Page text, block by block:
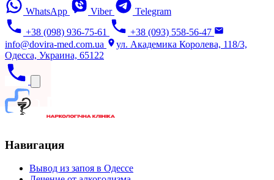
WhatsApp Viber
Telegram
+38 (098) 936-75-61
+38 (093) 558-56-47
info@dovira-med.com.ua
ул. Академика Королева, 118/3,
Одесса, Украина, 65122
Навигация
Вывод из запоя в Одессе